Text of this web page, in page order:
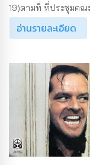
19)ตามที่ ที่ประชุมคณ
อ่านรายละเอียด